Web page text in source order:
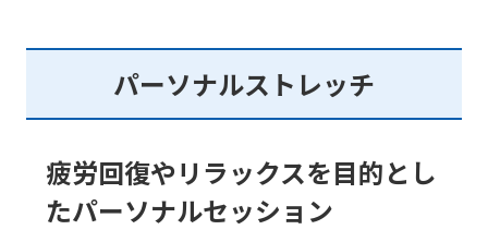
パーソナルストレッチ
疲労回復やリラックスを目的とし
たパーソナルセッション
website
will
be
translated
mechanically,
so